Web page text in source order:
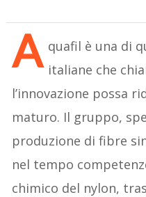
A quafil è una di
italiane che
l’innovazione possa
maturo. Il gruppo,
produzione di fibre
nel tempo
chimico del nylon,